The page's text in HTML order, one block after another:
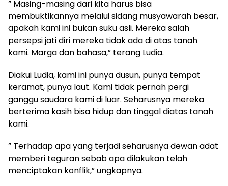
” Masing-masing dari kita harus bisa
membuktikannya melalui sidang musyawarah besar,
apakah kami ini bukan suku asli. Mereka salah
persepsi jati diri mereka tidak ada di atas tanah
kami. Marga dan bahasa,” terang Ludia.
Diakui Ludia, kami ini punya dusun, punya tempat
keramat, punya laut. Kami tidak pernah pergi
ganggu saudara kami di luar. Seharusnya mereka
berterima kasih bisa hidup dan tinggal diatas tanah
kami.
” Terhadap apa yang terjadi seharusnya dewan adat
memberi teguran sebab apa dilakukan telah
menciptakan konflik,” ungkapnya.